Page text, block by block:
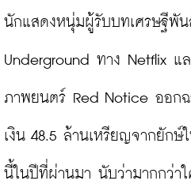
นักแสดงหนุ่มผู้รับบทเศรษฐีพัน
Underground ทาง Netflix แ
ภาพยนตร์ Red Notice ออกฉ
เงิน 48.5 ล้านเหรียญจากยัก
นี้ในปีที่ผ่านมา นับว่ามากกว่า